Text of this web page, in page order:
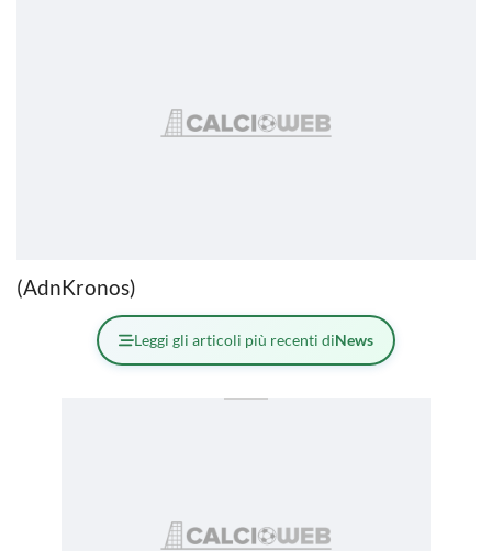
(AdnKronos)
Leggi gli articoli più recenti diNews